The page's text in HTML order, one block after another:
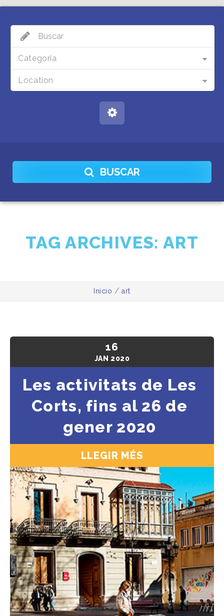
Categoria
Location
BUSCAR
TAG ARCHIVES: ART
Inicio / art
16
JAN 2020
Les activitats de Les
Corts, fins al 26 de
gener 2020
LLEGIR MÉS